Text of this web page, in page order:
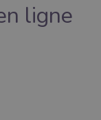
ligne